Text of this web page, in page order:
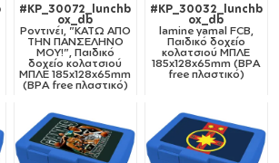
#KP_30072_lunchb
ox_db
Ροντινέι, "ΚΑΤΩ ΑΠΟ
ΤΗΝ ΠΑΝΣΕΛΗΝΟ
ΜΟΥ!", Παιδικό
δοχείο κολατσιού
ΜΠΛΕ 185x128x65mm
(BPA free πλαστικό)
#KP_30032_lunchb
ox_db
lamine yamal FCB,
Παιδικό δοχείο
κολατσιού ΜΠΛΕ
185x128x65mm (BPA
free πλαστικό)